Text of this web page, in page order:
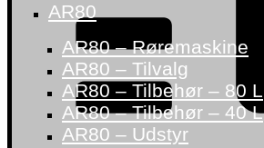
AR80
AR80 – Røremaskine
AR80 – Tilvalg
AR80 – Tilbehør – 80 L
AR80 – Tilbehør – 40 L
AR80 – Udstyr